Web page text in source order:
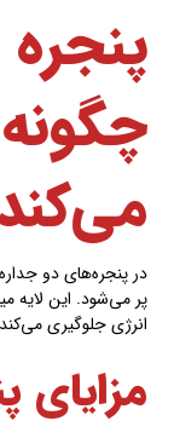
چگونه
در پنجره‌های دو
پر می‌شود. این لایه
انرژی جلوگیری
مزایای